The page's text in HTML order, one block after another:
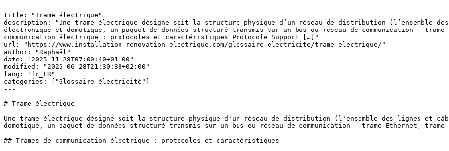
---
title: "Trame électrique"
description: "Une trame électrique désigne soit la structure physique d’un réseau de distribution (l’ensemble
électronique et domotique, un paquet de données structuré transmis sur un bus ou réseau de communication — trame
communication électrique : protocoles et caractéristiques Protocole Support […]"
url: "https://www.installation-renovation-electrique.com/glossaire-electricite/trame-electrique/"
author: "Raphaël"
date: "2025-11-28T07:00:40+01:00"
modified: "2026-06-28T21:30:38+02:00"
lang: "fr_FR"
categories: ["Glossaire électricité"]
---
# Trame électrique
Une trame électrique désigne soit la structure physique d'un réseau de distribution (l'ensemble des lignes et
domotique, un paquet de données structuré transmis sur un bus ou réseau de communication — trame Ethernet, trame
## Trames de communication électrique : protocoles et caractéristiques